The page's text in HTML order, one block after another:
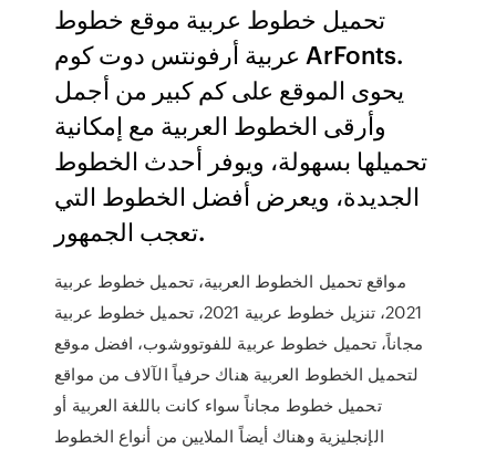
تحميل خطوط عربية موقع خطوط
عربية أرفونتس دوت كوم ArFonts.
يحوى الموقع على كم كبير من أجمل
وأرقى الخطوط العربية مع إمكانية
تحميلها بسهولة، ويوفر أحدث الخطوط
الجديدة، ويعرض أفضل الخطوط التي
تعجب الجمهور.
مواقع تحميل الخطوط العربية، تحميل خطوط عربية
2021، تنزيل خطوط عربية 2021، تحميل خطوط عربية
مجاناً، تحميل خطوط عربية للفوتووشوب، افضل موقع
لتحميل الخطوط العربية هناك حرفياً الآلاف من مواقع
تحميل خطوط مجاناً سواء كانت باللغة العربية أو
الإنجليزية وهناك أيضاً الملايين من أنواع الخطوط